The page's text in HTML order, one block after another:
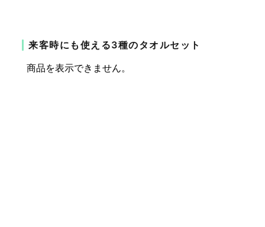
来客時にも使える3種のタオルセット